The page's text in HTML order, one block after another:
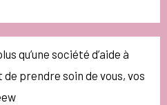
qu’une société d’aide à
prendre soin de vous, vos